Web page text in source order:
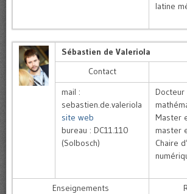
latine
Sébastien de Valeriola
Contact
mail :
sebastien.de.valeriola
site web
bureau : DC11.110
(Solbosch)
Docteur
Master
master
Chaire
Enseignements